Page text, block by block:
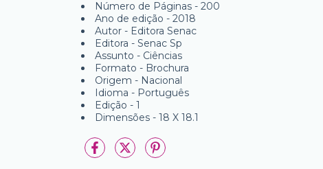
Número de Páginas - 200
Ano de edição - 2018
Autor - Editora Senac
Editora - Senac Sp
Assunto - Ciências
Formato - Brochura
Origem - Nacional
Idioma - Português
Edição - 1
Dimensões - 18 X 18.1